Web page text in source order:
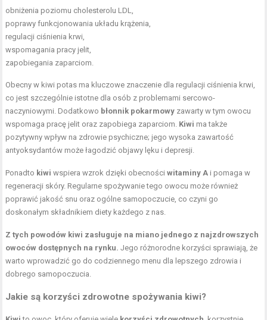
obniżenia poziomu cholesterolu LDL,
poprawy funkcjonowania układu krążenia,
regulacji ciśnienia krwi,
wspomagania pracy jelit,
zapobiegania zaparciom.
Obecny w kiwi potas ma kluczowe znaczenie dla regulacji ciśnienia krwi,
co jest szczególnie istotne dla osób z problemami sercowo-
naczyniowymi. Dodatkowo błonnik pokarmowy zawarty w tym owocu
wspomaga pracę jelit oraz zapobiega zaparciom. Kiwi ma także
pozytywny wpływ na zdrowie psychiczne; jego wysoka zawartość
antyoksydantów może łagodzić objawy lęku i depresji.
Ponadto kiwi wspiera wzrok dzięki obecnościwitaminy A i pomaga w
regeneracji skóry. Regularne spożywanie tego owocu może również
poprawić jakość snu oraz ogólne samopoczucie, co czyni go
doskonałym składnikiem diety każdego z nas.
Z tych powodów kiwi zasługuje na miano jednego z najzdrowszych
owoców dostępnych na rynku. Jego różnorodne korzyści sprawiają, że
warto wprowadzić go do codziennego menu dla lepszego zdrowia i
dobrego samopoczucia.
Jakie są korzyści zdrowotne spożywania kiwi?